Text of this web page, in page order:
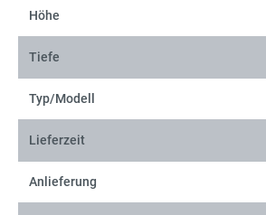
Höhe
Tiefe
Typ/Modell
Lieferzeit
Anlieferung